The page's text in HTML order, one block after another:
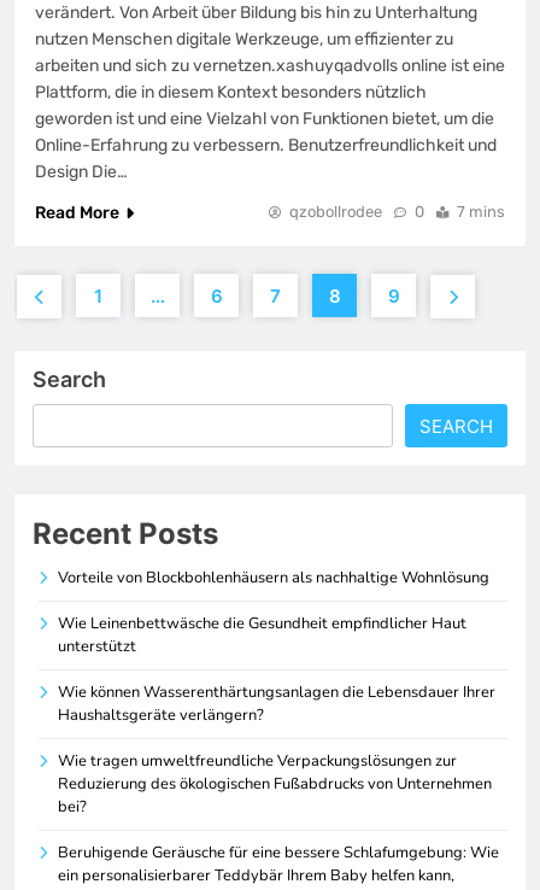
verändert. Von Arbeit über Bildung bis hin zu Unterhaltung
nutzen Menschen digitale Werkzeuge, um effizienter zu
arbeiten und sich zu vernetzen.xashuyqadvolls online ist eine
Plattform, die in diesem Kontext besonders nützlich
geworden ist und eine Vielzahl von Funktionen bietet, um die
Online-Erfahrung zu verbessern. Benutzerfreundlichkeit und
Design Die…
Read More
qzobollrodee 0 7 mins
1 … 6 7 8 9
Search
SEARCH
Recent Posts
Vorteile von Blockbohlenhäusern als nachhaltige Wohnlösung
Wie Leinenbettwäsche die Gesundheit empfindlicher Haut
unterstützt
Wie können Wasserenthärtungsanlagen die Lebensdauer Ihrer
Haushaltsgeräte verlängern?
Wie tragen umweltfreundliche Verpackungslösungen zur
Reduzierung des ökologischen Fußabdrucks von Unternehmen
bei?
Beruhigende Geräusche für eine bessere Schlafumgebung: Wie
ein personalisierbarer Teddybär Ihrem Baby helfen kann,